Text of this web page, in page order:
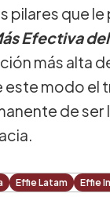
pilares que
Efectiva
más alta
modo el
de
Effie Latam Effie